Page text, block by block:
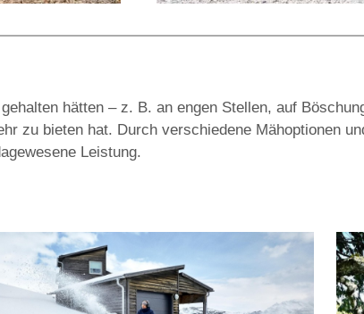
hätten – z. B. an engen Stellen, auf
zu bieten hat. Durch verschiedene Mähoptionen
Leistung.